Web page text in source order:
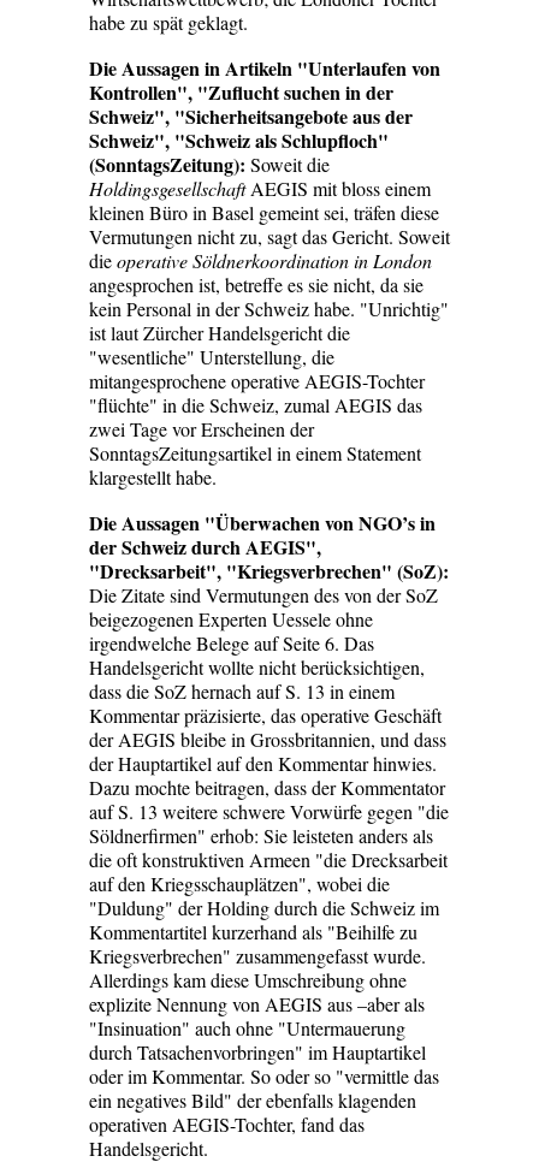
habe zu spät geklagt.
Die Aussagen in Artikeln "Unterlaufen von
Kontrollen", "Zuflucht suchen in der
Schweiz", "Sicherheitsangebote aus der
Schweiz", "Schweiz als Schlupfloch"
(SonntagsZeitung): Soweit die
HoldingsgesellschaftAEGIS mit bloss einem
kleinen Büro in Basel gemeint sei, träfen diese
Vermutungen nicht zu, sagt das Gericht. Soweit
dieoperative Söldnerkoordination in London
angesprochen ist, betreffe es sie nicht, da sie
kein Personal in der Schweiz habe. "Unrichtig"
ist laut Zürcher Handelsgericht die
"wesentliche" Unterstellung, die
mitangesprochene operative AEGIS-Tochter
"flüchte" in die Schweiz, zumal AEGIS das
zwei Tage vor Erscheinen der
SonntagsZeitungsartikel in einem Statement
klargestellt habe.
Die Aussagen "Überwachen von NGO’s in
der Schweiz durch AEGIS",
"Drecksarbeit", "Kriegsverbrechen" (SoZ):
Die Zitate sind Vermutungen des von der SoZ
beigezogenen Experten Uessele ohne
irgendwelche Belege auf Seite 6. Das
Handelsgericht wollte nicht berücksichtigen,
dass die SoZ hernach auf S. 13 in einem
Kommentar präzisierte, das operative Geschäft
der AEGIS bleibe in Grossbritannien, und dass
der Hauptartikel auf den Kommentar hinwies.
Dazu mochte beitragen, dass der Kommentator
auf S. 13 weitere schwere Vorwürfe gegen "die
Söldnerfirmen" erhob: Sie leisteten anders als
die oft konstruktiven Armeen "die Drecksarbeit
auf den Kriegsschauplätzen", wobei die
"Duldung" der Holding durch die Schweiz im
Kommentartitel kurzerhand als "Beihilfe zu
Kriegsverbrechen" zusammengefasst wurde.
Allerdings kam diese Umschreibung ohne
explizite Nennung von AEGIS aus –aber als
"Insinuation" auch ohne "Untermauerung
durch Tatsachenvorbringen" im Hauptartikel
oder im Kommentar. So oder so "vermittle das
ein negatives Bild" der ebenfalls klagenden
operativen AEGIS-Tochter, fand das
Handelsgericht.